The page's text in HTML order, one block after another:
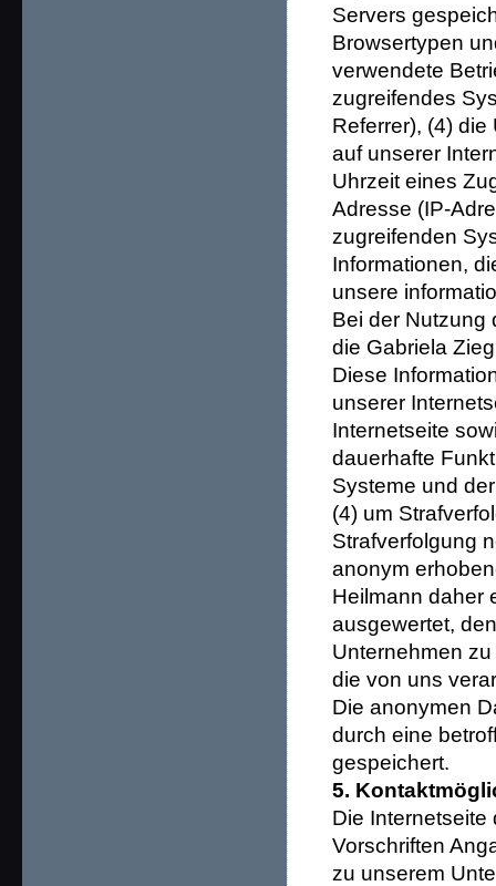
Servers
Browsertypen
verwendete
zugreifendes
Referrer), (4)
auf unserer
Uhrzeit eines
Adresse (IP-
zugreifenden
Informationen,
unsere
Bei der Nutzung
die Gabriela
Diese
unserer
Internetseite
dauerhafte
Systeme und
(4) um
Strafverfolgung
anonym
Heilmann daher
ausgewertet,
Unternehmen
die von uns
Die anonymen
durch eine
gespeichert.
5.
Die
Vorschriften
zu unserem